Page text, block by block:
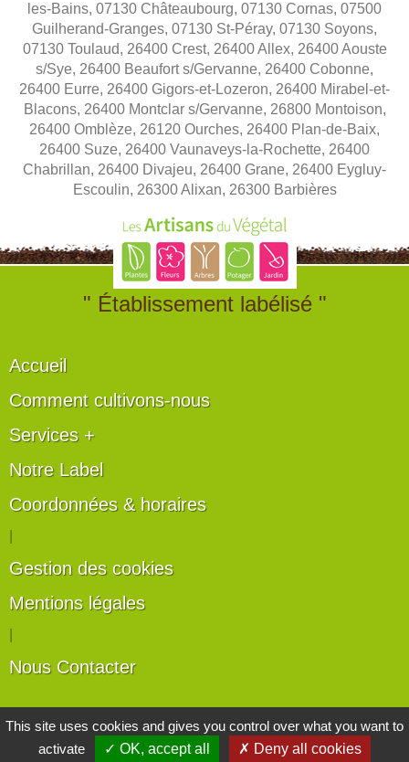
les-Bains, 07130 Châteaubourg, 07130 Cornas, 07500
Guilherand-Granges, 07130 St-Péray, 07130 Soyons,
07130 Toulaud, 26400 Crest, 26400 Allex, 26400 Aouste
s/Sye, 26400 Beaufort s/Gervanne, 26400 Cobonne,
26400 Eurre, 26400 Gigors-et-Lozeron, 26400 Mirabel-et-
Blacons, 26400 Montclar s/Gervanne, 26800 Montoison,
26400 Omblèze, 26120 Ourches, 26400 Plan-de-Baix,
26400 Suze, 26400 Vaunaveys-la-Rochette, 26400
Chabrillan, 26400 Divajeu, 26400 Grane, 26400 Eygluy-
Escoulin, 26300 Alixan, 26300 Barbières
" Établissement labélisé "
Accueil
Comment cultivons-nous
Services +
Notre Label
Coordonnées & horaires
Gestion des cookies
Mentions légales
Nous Contacter
Les artisans du végétal
Horticulteurs et pépinièristes de France
This site uses cookies and gives you control over what you want to
activate
✓ OK, accept all ✗ Deny all cookies